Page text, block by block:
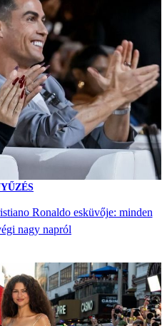
Ronaldo esküvője: minden
nagy napról